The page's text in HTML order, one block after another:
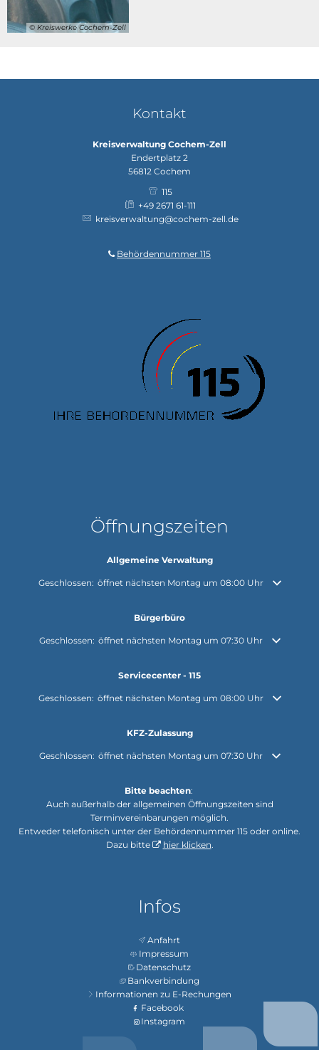
© Kreiswerke Cochem-Zell
Kontakt
Kreisverwaltung Cochem-Zell
Endertplatz 2
56812 Cochem
115
+49 2671 61-111
kreisverwaltung@cochem-zell.de
Behördennummer 115
Öffnungszeiten
Allgemeine Verwaltung
Klicken, um weitere Öffnungs- oder Schließzeiten auszublenden
Geschlossen: öffnet nächsten Montag um 08:00 Uhr
Bürgerbüro
Klicken, um weitere Öffnungs- oder Schließzeiten auszublenden
Geschlossen: öffnet nächsten Montag um 07:30 Uhr
Servicecenter - 115
Klicken, um weitere Öffnungs- oder Schließzeiten auszublenden
Geschlossen: öffnet nächsten Montag um 08:00 Uhr
KFZ-Zulassung
Klicken, um weitere Öffnungs- oder Schließzeiten auszublenden
Geschlossen: öffnet nächsten Montag um 07:30 Uhr
Bitte beachten:
Auch außerhalb der allgemeinen Öffnungszeiten sind
Terminvereinbarungen möglich.
Entweder telefonisch unter der Behördennummer 115 oder online.
Dazu bitte
hier klicken.
Infos
Anfahrt
Impressum
Datenschutz
Bankverbindung
Informationen zu E-Rechungen
Facebook
Instagram